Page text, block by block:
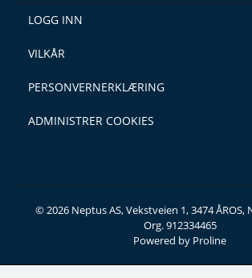
LOGG INN
VILKÅR
PERSONVERNERKLÆRING
ADMINISTRER COOKIES
© 2026 Neptus AS, Vekstveien 1, 3474 ÅROS,
Org. 912334465
Powered by Proline